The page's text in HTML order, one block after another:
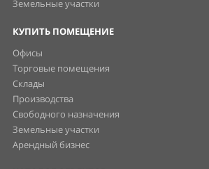
Земельные участки
КУПИТЬ ПОМЕЩЕНИЕ
Офисы
Торговые помещения
Склады
Производства
Свободного назначения
Земельные участки
Арендный бизнес